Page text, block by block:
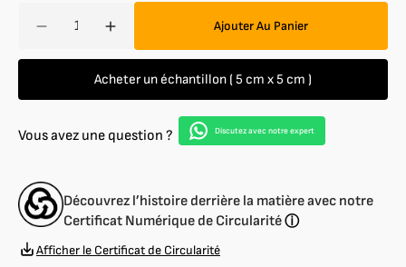
Réduire
quantité
Augmenter
quantité
Ajouter Au Panier
Acheter un échantillon ( 5 cm x 5 cm )
Vous avez une question ? Discutez avec notre expert
Découvrez l’histoire derrière la matière avec notre
Certificat Numérique de Circularitéⓘ
Afficher le Certificat de Circularité